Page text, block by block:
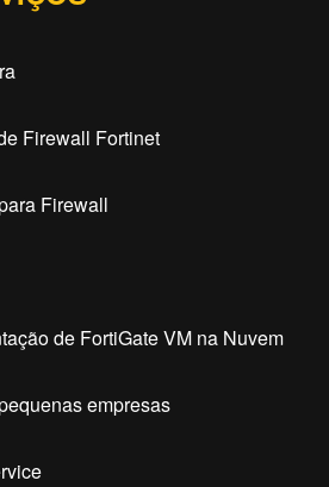
Firewall Fortinet
Firewall
de FortiGate VM na Nuvem
empresas